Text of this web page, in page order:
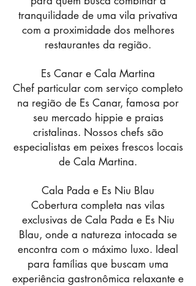
tranquilidade de uma vila privativa
com a proximidade dos melhores
restaurantes da região.
Es Canar e Cala Martina
Chef particular com serviço completo
na região de Es Canar, famosa por
seu mercado hippie e praias
cristalinas. Nossos chefs são
especialistas em peixes frescos locais
de Cala Martina.
Cala Pada e Es Niu Blau
Cobertura completa nas vilas
exclusivas de Cala Pada e Es Niu
Blau, onde a natureza intocada se
encontra com o máximo luxo. Ideal
para famílias que buscam uma
experiência gastronômica relaxante e